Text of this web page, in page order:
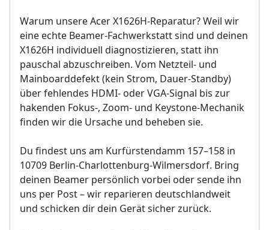
Warum unsere Acer X1626H-Reparatur? Weil wir
eine echte Beamer-Fachwerkstatt sind und deinen
X1626H individuell diagnostizieren, statt ihn
pauschal abzuschreiben. Vom Netzteil- und
Mainboarddefekt (kein Strom, Dauer-Standby)
über fehlendes HDMI- oder VGA-Signal bis zur
hakenden Fokus-, Zoom- und Keystone-Mechanik
finden wir die Ursache und beheben sie.
Du findest uns am Kurfürstendamm 157–158 in
10709 Berlin-Charlottenburg-Wilmersdorf. Bring
deinen Beamer persönlich vorbei oder sende ihn
uns per Post – wir reparieren deutschlandweit
und schicken dir dein Gerät sicher zurück.